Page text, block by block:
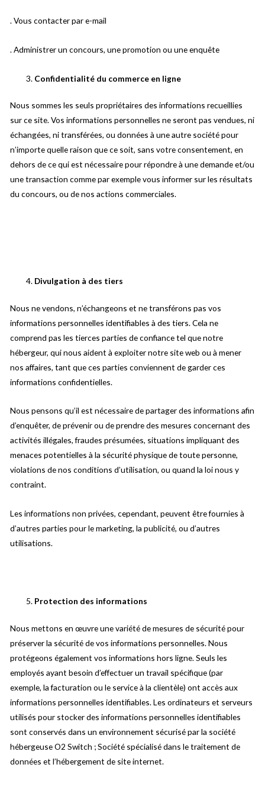
. Vous contacter par e-mail
. Administrer un concours, une promotion ou une enquête
Confidentialité du commerce en ligne
Nous sommes les seuls propriétaires des informations recueillies
sur ce site. Vos informations personnelles ne seront pas vendues, ni
échangées, ni transférées, ou données à une autre société pour
n’importe quelle raison que ce soit, sans votre consentement, en
dehors de ce qui est nécessaire pour répondre à une demande et/ou
une transaction comme par exemple vous informer sur les résultats
du concours, ou de nos actions commerciales.
Divulgation à des tiers
Nous ne vendons, n’échangeons et ne transférons pas vos
informations personnelles identifiables à des tiers. Cela ne
comprend pas les tierces parties de confiance tel que notre
hébergeur, qui nous aident à exploiter notre site web ou à mener
nos affaires, tant que ces parties conviennent de garder ces
informations confidentielles.
Nous pensons qu’il est nécessaire de partager des informations afin
d’enquêter, de prévenir ou de prendre des mesures concernant des
activités illégales, fraudes présumées, situations impliquant des
menaces potentielles à la sécurité physique de toute personne,
violations de nos conditions d’utilisation, ou quand la loi nous y
contraint.
Les informations non privées, cependant, peuvent être fournies à
d’autres parties pour le marketing, la publicité, ou d’autres
utilisations.
Protection des informations
Nous mettons en œuvre une variété de mesures de sécurité pour
préserver la sécurité de vos informations personnelles. Nous
protégeons également vos informations hors ligne. Seuls les
employés ayant besoin d’effectuer un travail spécifique (par
exemple, la facturation ou le service à la clientèle) ont accès aux
informations personnelles identifiables. Les ordinateurs et serveurs
utilisés pour stocker des informations personnelles identifiables
sont conservés dans un environnement sécurisé par la société
hébergeuse O2 Switch ; Société spécialisé dans le traitement de
données et l’hébergement de site internet.